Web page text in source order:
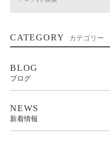
CATEGORY カテゴリー
BLOG
ブログ
NEWS
新着情報